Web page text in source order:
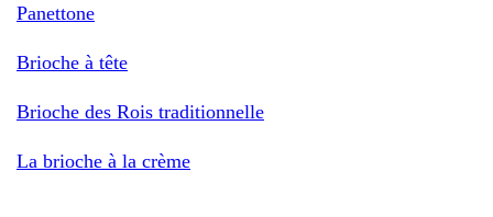
Panettone
Brioche à tête
Brioche des Rois traditionnelle
La brioche à la crème